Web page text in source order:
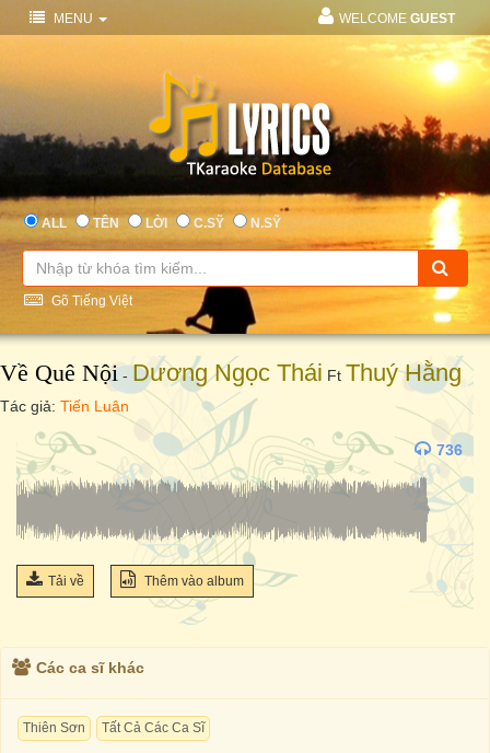
MENU WELCOME GUEST
ALL TÊN LỜI C.SỸ N.SỸ
Gõ Tiếng Việt
Về Quê Nội - Dương Ngọc Thái Ft Thuý Hằng
Tác giả: Tiến Luân
736
Tải về Thêm vào album
Các ca sĩ khác
Thiên Sơn Tất Cả Các Ca Sĩ